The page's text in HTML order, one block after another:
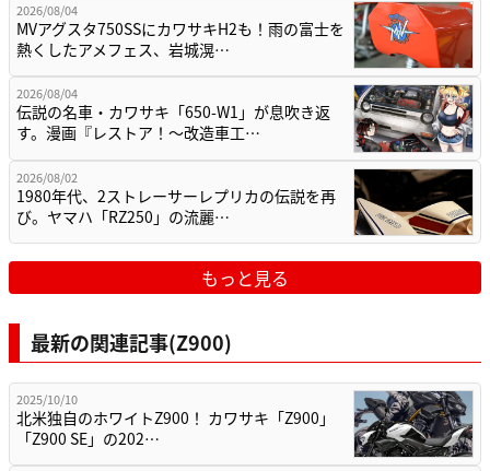
2026/08/04
MVアグスタ750SSにカワサキH2も！雨の富士を
熱くしたアメフェス、岩城滉…
2026/08/04
伝説の名車・カワサキ「650-W1」が息吹き返
す。漫画『レストア！～改造車工…
2026/08/02
1980年代、2ストレーサーレプリカの伝説を再
び。ヤマハ「RZ250」の流麗…
もっと見る
最新の関連記事(Z900)
2025/10/10
北米独自のホワイトZ900！ カワサキ「Z900」
「Z900 SE」の202…